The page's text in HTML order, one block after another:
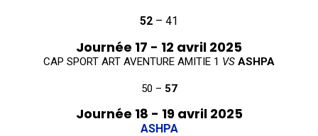
52 – 41
Journée 17 - 12 avril 2025
CAP SPORT ART AVENTURE AMITIE 1 VS ASHPA
50 – 57
Journée 18 - 19 avril 2025
ASHPA